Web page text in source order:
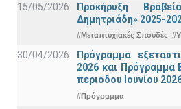
15/05/2026
Προκήρυξη
Δημητριάδη» 2025-
#Μεταπτυχιακές Σπουδές
30/04/2026
Πρόγραμμα
2026 και Πρόγραμμα
περιόδου Ιουνίου
#Πρόγραμμα